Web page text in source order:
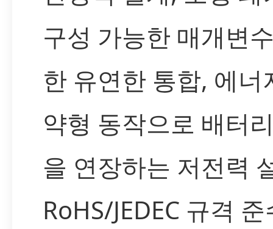
구성 가능한 매개변
한 유연한 통합, 에너
약형 동작으로 배터
을 연장하는 저전력
RoHS/JEDEC 규격